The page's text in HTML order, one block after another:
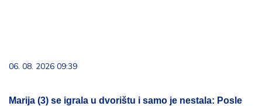
06. 08. 2026 09:39
Marija (3) se igrala u dvorištu i samo je nestala: Posle